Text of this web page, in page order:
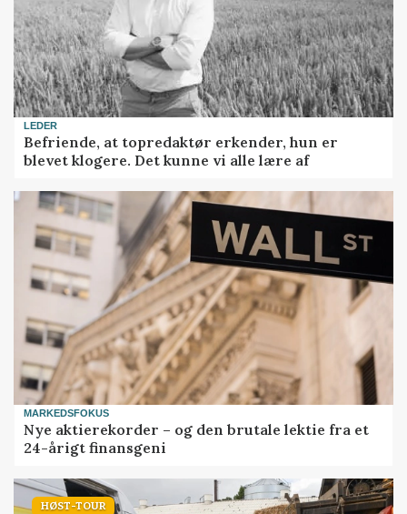
LEDER
Befriende, at topredaktør erkender, hun er
blevet klogere. Det kunne vi alle lære af
MARKEDSFOKUS
Nye aktierekorder – og den brutale lektie fra et
24-årigt finansgeni
HØST-TOUR